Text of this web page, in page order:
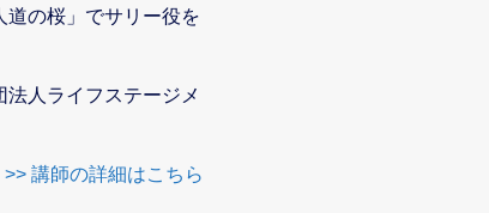
道の桜」でサリー役を
人ライフステージメ
>> 講師の詳細はこちら